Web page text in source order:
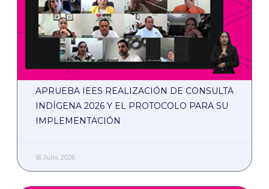
APRUEBA IEES REALIZACIÓN DE CONSULTA
INDÍGENA 2026 Y EL PROTOCOLO PARA SU
IMPLEMENTACIÓN
16 Julio, 2026